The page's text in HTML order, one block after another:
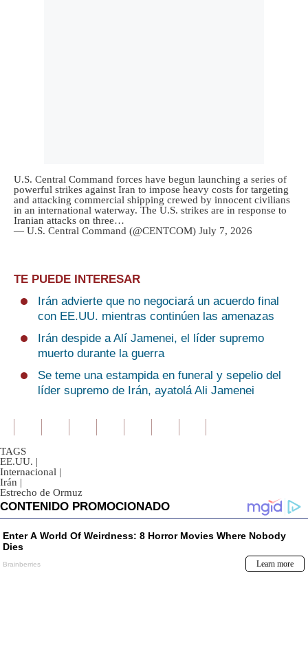
U.S. Central Command forces have begun launching a series of
powerful strikes against Iran to impose heavy costs for targeting
and attacking commercial shipping crewed by innocent civilians
in an international waterway. The U.S. strikes are in response to
Iranian attacks on three…
— U.S. Central Command (@CENTCOM) July 7, 2026
TE PUEDE INTERESAR
Irán advierte que no negociará un acuerdo final
con EE.UU. mientras continúen las amenazas
Irán despide a Alí Jamenei, el líder supremo
muerto durante la guerra
Se teme una estampida en funeral y sepelio del
líder supremo de Irán, ayatolá Ali Jamenei
TAGS
EE.UU. |
Internacional |
Irán |
Estrecho de Ormuz